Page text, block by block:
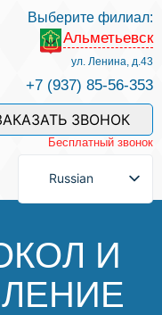
Выберите филиал:
Альметьевск
ул. Ленина, д.43
+7 (937) 85-56-353
ЗВОНОК
Бесплатный звонок
Russian
И